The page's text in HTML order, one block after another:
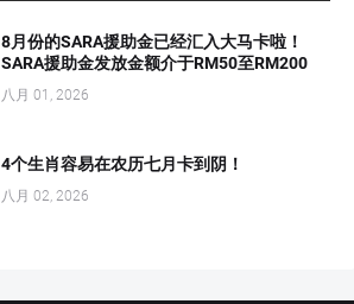
8月份的SARA援助金已经汇入大马卡啦！
SARA援助金发放金额介于RM50至RM200
八月 01, 2026
4个生肖容易在农历七月卡到阴！
八月 02, 2026